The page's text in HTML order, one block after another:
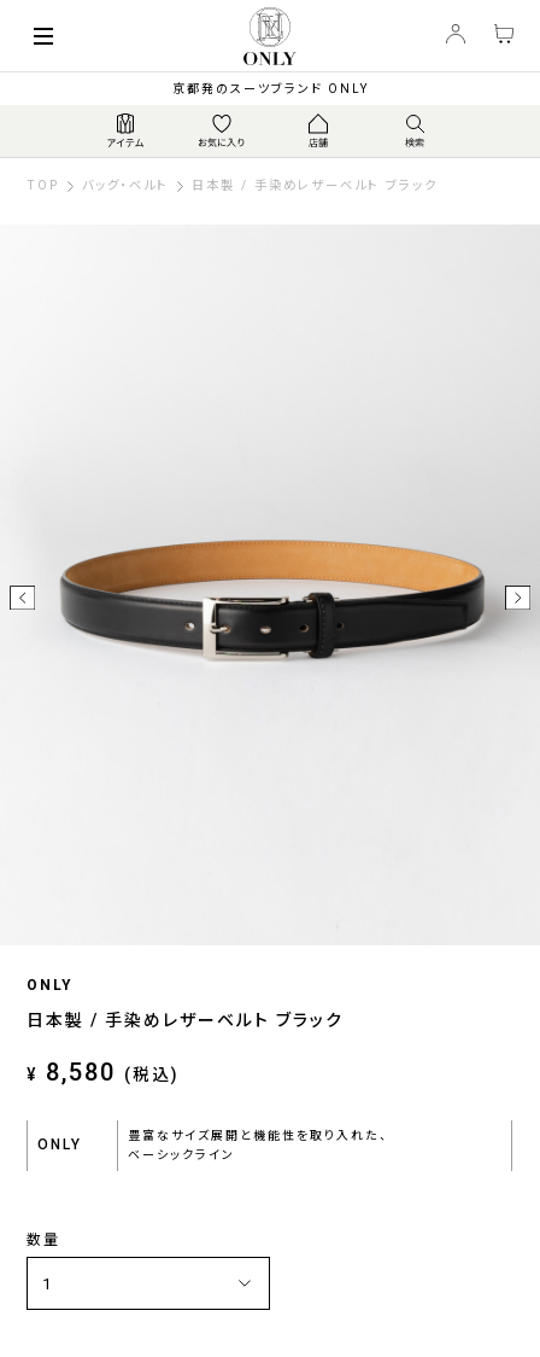
京都発のスーツブランド ONLY
TOP バッグ・ベルト 日本製 / 手染めレザーベルト ブラック
ONLY
日本製 / 手染めレザーベルト ブラック
¥ 8,580 (税込)
ONLY
豊富なサイズ展開と機能性を取り入れた、
ベーシックライン
数量